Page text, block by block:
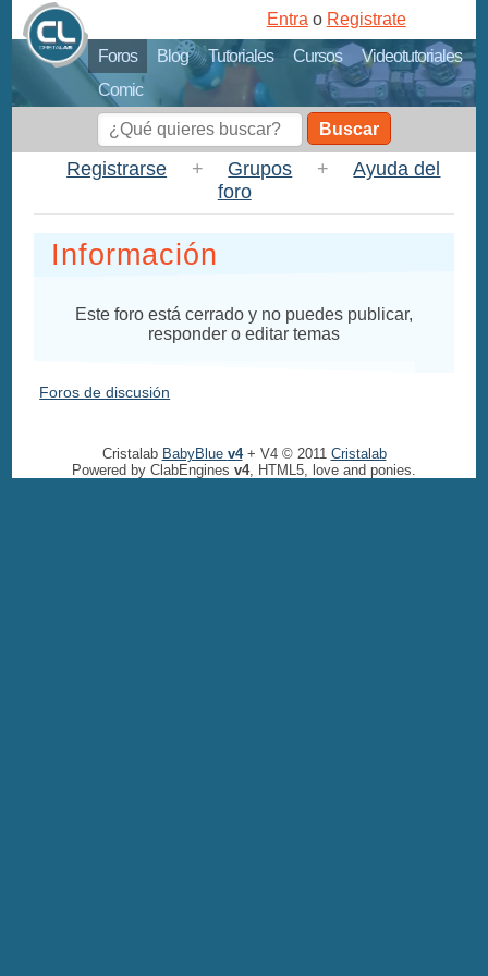
Foros Blog Tutoriales Cursos
Videotutoriales
Comic
Entra o Registrate
Buscar
Registrarse + Grupos +
Ayuda del
foro
Información
Este foro está cerrado y no puedes publicar,
responder o editar temas
Foros de discusión
Cristalab BabyBlue v4+ V4 © 2011 Cristalab
Powered by ClabEngines v4, HTML5, love and ponies.